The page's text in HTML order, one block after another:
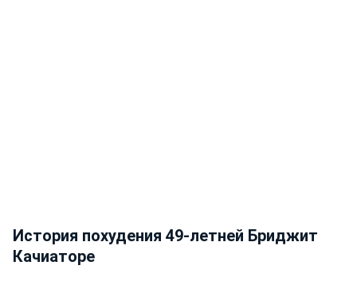
История похудения 49-летней Бриджит
Качиаторе